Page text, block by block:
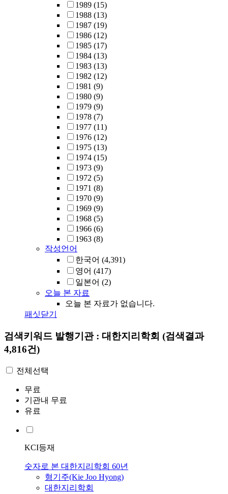
1989 (15)
1988 (13)
1987 (19)
1986 (12)
1985 (17)
1984 (13)
1983 (13)
1982 (12)
1981 (9)
1980 (9)
1979 (9)
1978 (7)
1977 (11)
1976 (12)
1975 (13)
1974 (15)
1973 (9)
1972 (5)
1971 (8)
1970 (9)
1969 (9)
1968 (5)
1966 (6)
1963 (8)
작성언어
한국어 (4,391)
영어 (417)
일본어 (2)
오늘 본 자료
오늘 본 자료가 없습니다.
패싯닫기
검색키워드 발행기관 : 대한지리학회 (검색결과
4,816건)
전체선택
무료
기관내 무료
유료
KCI등재
숫자로 본 대한지리학회 60년
형기주(Kie Joo Hyong)
대한지리학회